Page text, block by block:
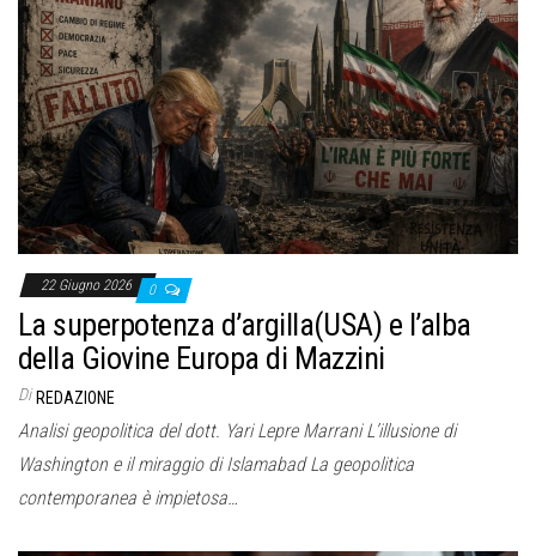
22 Giugno 2026 0
La superpotenza d’argilla(USA) e l’alba
della Giovine Europa di Mazzini
Di REDAZIONE
Analisi geopolitica del dott. Yari Lepre Marrani L’illusione di
Washington e il miraggio di Islamabad La geopolitica
contemporanea è impietosa…